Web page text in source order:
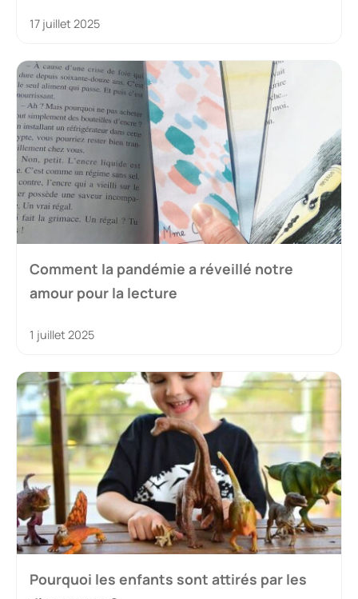
17 juillet 2025
Comment la pandémie a réveillé notre
amour pour la lecture
1 juillet 2025
Pourquoi les enfants sont attirés par les